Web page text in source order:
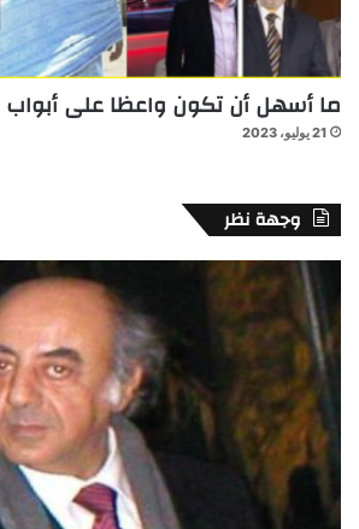
ما أسهل أن تكون واعظا على أبواب
21 يوليو، 2023
وجهة نظر